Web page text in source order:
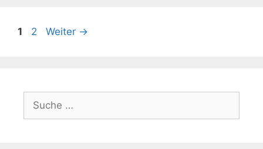
Beitrags-
Seite
1 Seite
2 Weiter →
Suche
nach: